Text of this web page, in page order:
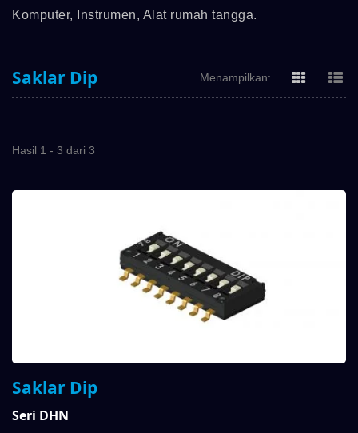
Komputer, Instrumen, Alat rumah tangga.
Saklar Dip Menampilkan:
Hasil 1 - 3 dari 3
Saklar Dip
Seri DHN